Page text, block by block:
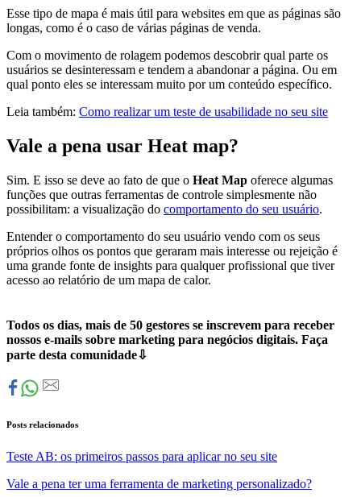
Esse tipo de mapa é mais útil para websites em que as páginas são
longas, como é o caso de várias páginas de venda.
Com o movimento de rolagem podemos descobrir qual parte os
usuários se desinteressam e tendem a abandonar a página. Ou em
qual ponto eles se interessam muito por um conteúdo específico.
Leia também: Como realizar um teste de usabilidade no seu site
Vale a pena usar Heat map?
Sim. E isso se deve ao fato de que o Heat Map oferece algumas
funções que outras ferramentas de controle simplesmente não
possibilitam: a visualização do comportamento do seu usuário.
Entender o comportamento do seu usuário vendo com os seus
próprios olhos os pontos que geraram mais interesse ou rejeição é
uma grande fonte de insights para qualquer profissional que tiver
acesso ao relatório de um mapa de calor.
Todos os dias, mais de 50 gestores se inscrevem para receber
nossos e-mails sobre marketing para negócios digitais. Faça
parte desta comunidade⇩
Posts relacionados
Teste AB: os primeiros passos para aplicar no seu site
Vale a pena ter uma ferramenta de marketing personalizado?